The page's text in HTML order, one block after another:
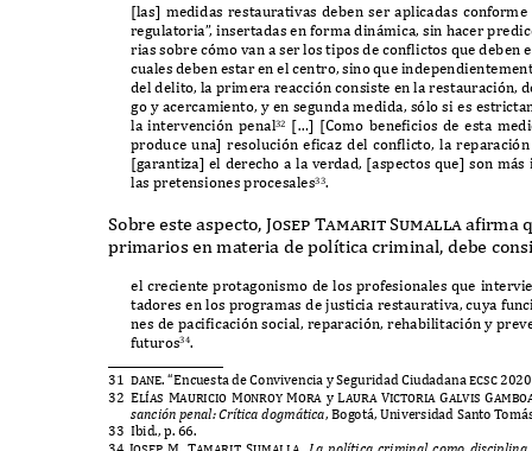
[las] medidas restaurativas deben ser aplicadas
regulatoria”, insertadas en forma dinámica, sin hacer
rias sobre cómo van a ser los tipos de conflictos que deben
cuales deben estar en el centro,sino que
del delito, la primera reacción consiste en la restauración,
go y acercamiento, y en segunda medida, sólo si es
la intervención penal32 […] [Como beneficios de esta
produce una]resolución eficazdel conflicto, la reparació
[garantiza] el derecho a la verdad, [aspectos que]son más
las pretensiones procesales33.
Sobre este aspecto, Josep Tamarit Sumalla afirma
primarios en materia de política criminal, debe
el creciente protagonismo de los profesionales que
tadores en los programas de justicia restaurativa,cuya
nes de pacificación social, reparación,rehabilitación y
futuros34.
31 dane. “Encuesta deConvivencia ySeguridadCiudadanaecsc 2020
32 Elías Mauricio Monroy Mora yLaura Victoria Galvis
sanción penal: Críticadogmática, Bogotá, Universidad SantoTomá
33 Ibid., p. 66.